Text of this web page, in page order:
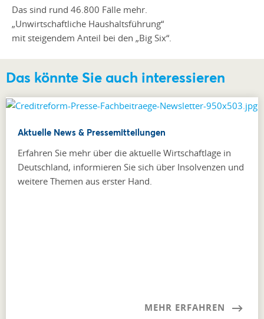
Das sind rund 46.800 Fälle mehr.
„Unwirtschaftliche Haushaltsführung“
mit steigendem Anteil bei den „Big Six“.
Das könnte Sie auch interessieren
Aktuelle News & Pressemitteilungen
Erfahren Sie mehr über die aktuelle Wirtschaftlage in
Deutschland, informieren Sie sich über Insolvenzen und
weitere Themen aus erster Hand.
MEHR ERFAHREN